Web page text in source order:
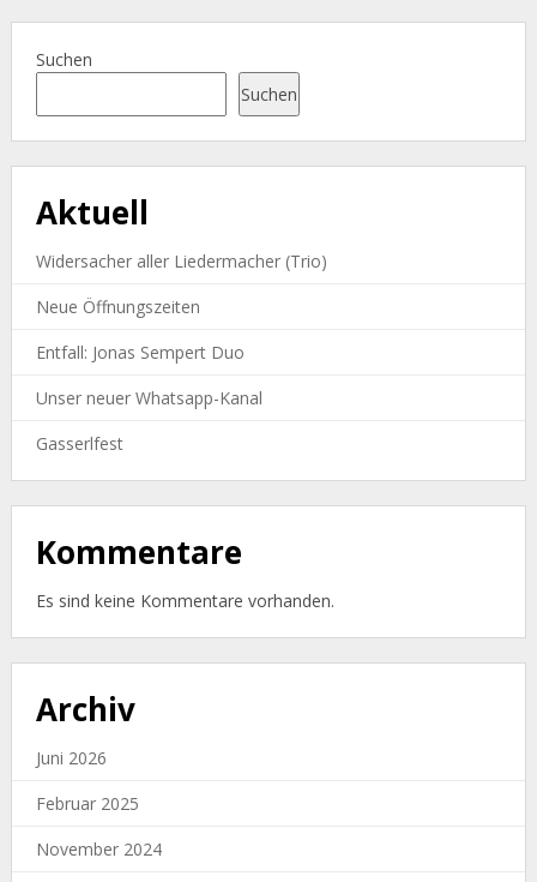
Suchen
Suchen
Aktuell
Widersacher aller Liedermacher (Trio)
Neue Öffnungszeiten
Entfall: Jonas Sempert Duo
Unser neuer Whatsapp-Kanal
Gasserlfest
Kommentare
Es sind keine Kommentare vorhanden.
Archiv
Juni 2026
Februar 2025
November 2024